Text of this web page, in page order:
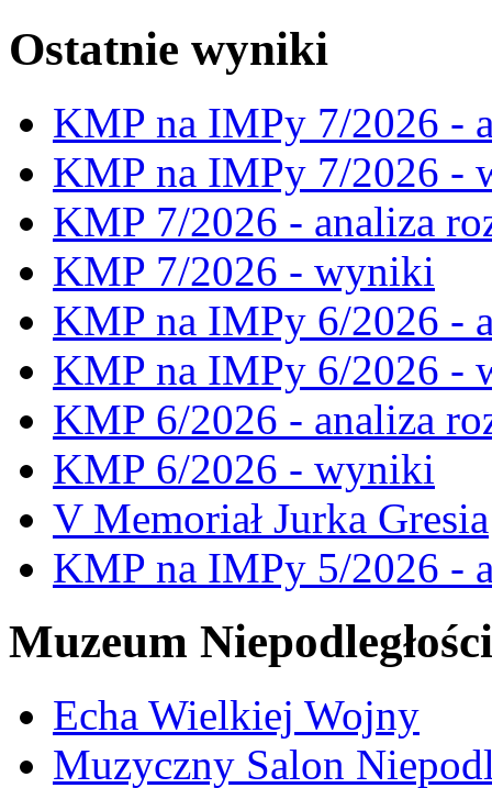
Ostatnie wyniki
KMP na IMPy 7/2026 -
KMP na IMPy 7/2026 -
KMP 7/2026 - analiza
KMP 7/2026 - wyniki
KMP na IMPy 6/2026 -
KMP na IMPy 6/2026 -
KMP 6/2026 - analiza
KMP 6/2026 - wyniki
V Memoriał Jurka Gresia
KMP na IMPy 5/2026 -
Muzeum Niepodległości
Echa Wielkiej Wojny
Muzyczny Salon